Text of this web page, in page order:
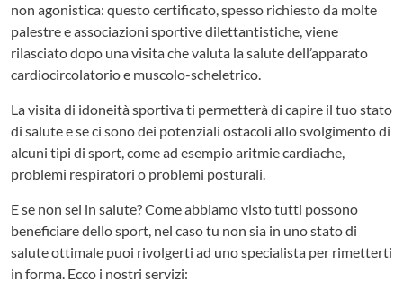
non agonistica: questo certificato, spesso richiesto da molte
palestre e associazioni sportive dilettantistiche, viene
rilasciato dopo una visita che valuta la salute dell’apparato
cardiocircolatorio e muscolo-scheletrico.
La visita di idoneità sportiva ti permetterà di capire il tuo stato
di salute e se ci sono dei potenziali ostacoli allo svolgimento di
alcuni tipi di sport, come ad esempio aritmie cardiache,
problemi respiratori o problemi posturali.
E se non sei in salute? Come abbiamo visto tutti possono
beneficiare dello sport, nel caso tu non sia in uno stato di
salute ottimale puoi rivolgerti ad uno specialista per rimetterti
in forma. Ecco i nostri servizi: